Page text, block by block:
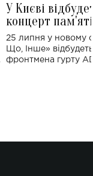
У Києві
концерт
Клименка:
виконають
25 липня у новому
Що, Інше»
фронтмена гурту